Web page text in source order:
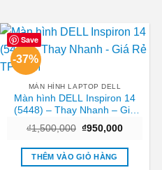
Save
-37%
MÀN HÌNH LAPTOP DELL
Màn hình DELL Inspiron 14
(5448) – Thay Nhanh – Giá
₫1,500,000 Giá
là:
₫1,500,000.
₫950,000Giá
tại
₫950,000.
THÊM VÀO GIỎ HÀNG